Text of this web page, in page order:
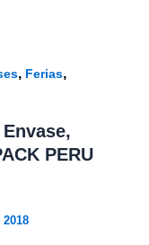
, Ferias,
PERU